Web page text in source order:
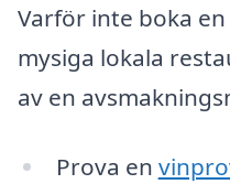
Varför inte boka
mysiga lokala
av en
Prova en